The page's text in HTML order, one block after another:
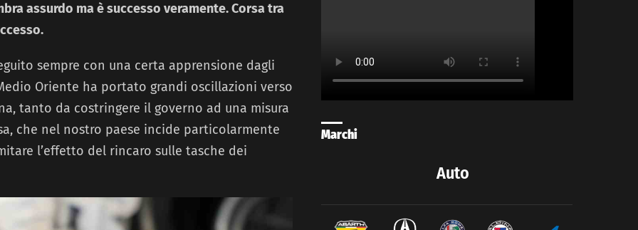
assurdo ma è successo veramente. Corsa tra
sempre con una certa apprensione dagli
Oriente ha portato grandi oscillazioni verso
tanto da costringere il governo ad una misura
che nel nostro paese incide particolarmente
l’effetto del rincaro sulle tasche dei
Marchi
Auto